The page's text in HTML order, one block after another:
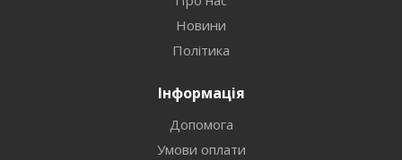
Новини
Політика
Інформація
Допомога
Умови оплати